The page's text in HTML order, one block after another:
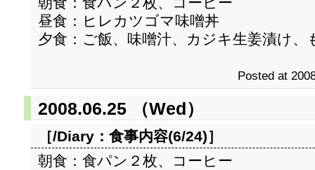
昼食：ヒレカツゴマ味噌丼
夕食：ご飯、味噌汁、カジキ生姜漬け、
Posted at
2008.06.25 （Wed）
［/Diary： 食事内容(6/24)］
朝食：食パン２枚、コーヒー